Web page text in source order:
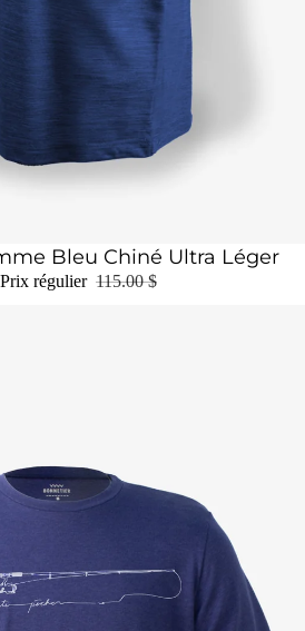
Bleu Chiné Ultra Léger
Prix régulier 115.00 $